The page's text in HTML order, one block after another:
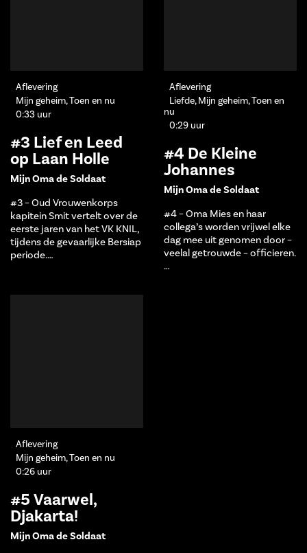
Aflevering
Mijn geheim, Toen en nu
0:33 uur
#3 Lief en Leed
op Laan Holle
Mijn Oma de Soldaat
#3 – Oud Vrouwenkorps
kapitein Smit vertelt over de
eerste jaren van het VK KNIL,
tijdens de gevaarlijke Bersiap
periode.…
Aflevering
Liefde, Mijn geheim, Toen en
nu
0:29 uur
#4 De Kleine
Johannes
Mijn Oma de Soldaat
#4 – Oma Mies en haar
collega’s worden vrijwel elke
dag mee uit genomen door –
veelal getrouwde – officieren.
…
Aflevering
Mijn geheim, Toen en nu
0:26 uur
#5 Vaarwel,
Djakarta!
Mijn Oma de Soldaat